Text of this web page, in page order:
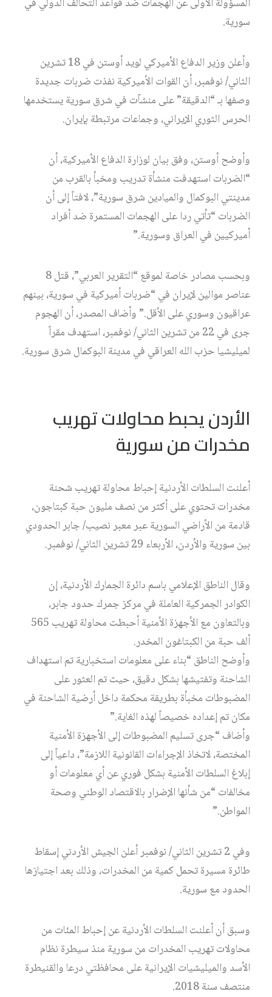
المسؤولة الأولى عن الهجمات ضد قواعد التحالف الدولي في
سورية.
وأعلن وزير الدفاع الأميركي لويد أوستن في 18 تشرين
الثاني/ نوفمبر، أن القوات الأميركية نفذت ضربات جديدة
وصفها بـ “الدقيقة” على منشآت في شرق سورية يستخدمها
الحرس الثوري الإيراني، وجماعات مرتبطة بإيران.
وأوضح أوستن، وفق بيان لوزارة الدفاع الأميركية، أن
“الضربات استهدفت منشأة تدريب ومخبأ بالقرب من
مدينتي البوكمال والميادين شرق سورية”، لافتاً إلى أن
الضربات “تأتي ردا على الهجمات المستمرة ضد أفراد
أميركيين في العراق وسورية.”
وبحسب مصادر خاصة لموقع “التقرير العربي”، قتل 8
عناصر موالين لإيران في “ضربات أميركية في سورية، بينهم
عراقيون وسوري على الأقل.” وأضاف المصدر، أن الهجوم
جرى في 22 من تشرين الثاني/ نوفمبر، استهدف مقراً
لميليشيا حزب الله العراقي في مدينة البوكمال شرق سورية.
الأردن يحبط محاولات تهريب
مخدرات من سورية
أعلنت السلطات الأردنية إحباط محاولة تهريب شحنة
مخدرات تحتوي على أكثر من نصف مليون حبة كبتاجون،
قادمة من الأراضي السورية عبر معبر نصيب/ جابر الحدودي
بين سورية والأردن، الأربعاء 29 تشرين الثاني/ نوفمبر.
وقال الناطق الإعلامي باسم دائرة الجمارك الأردنية، إن
الكوادر الجمركية العاملة في مركز جمرك حدود جابر،
وبالتعاون مع الأجهزة الأمنية أحبطت محاولة تهريب 565
ألف حبة من الكبتاغون المخدر.
وأوضح الناطق “بناء على معلومات استخبارية تم استهداف
الشاحنة وتفتيشها بشكل دقيق، حيث تم العثور على
المضبوطات مخبأة بطريقة محكمة داخل أرضية الشاحنة في
مكان تم إعداده خصيصاً لهذه الغاية.”
وأضاف “جرى تسليم المضبوطات إلى الأجهزة الأمنية
المختصة، لاتخاذ الإجراءات القانونية اللازمة”، داعياً إلى
إبلاغ السلطات الأمنية بشكل فوري عن أي معلومات أو
مخالفات “من شأنها الإضرار بالاقتصاد الوطني وصحة
المواطن.”
وفي 2 تشرين الثاني/ نوفمبر أعلن الجيش الأردني إسقاط
طائرة مسيرة تحمل كمية من المخدرات، وذلك بعد اجتيازها
الحدود مع سورية.
وسبق أن أعلنت السلطات الأردنية عن إحباط المئات من
محاولات تهريب المخدرات من سورية منذ سيطرة نظام
الأسد والميليشيات الإيرانية على محافظتي درعا والقنيطرة
منتصف سنة 2018.